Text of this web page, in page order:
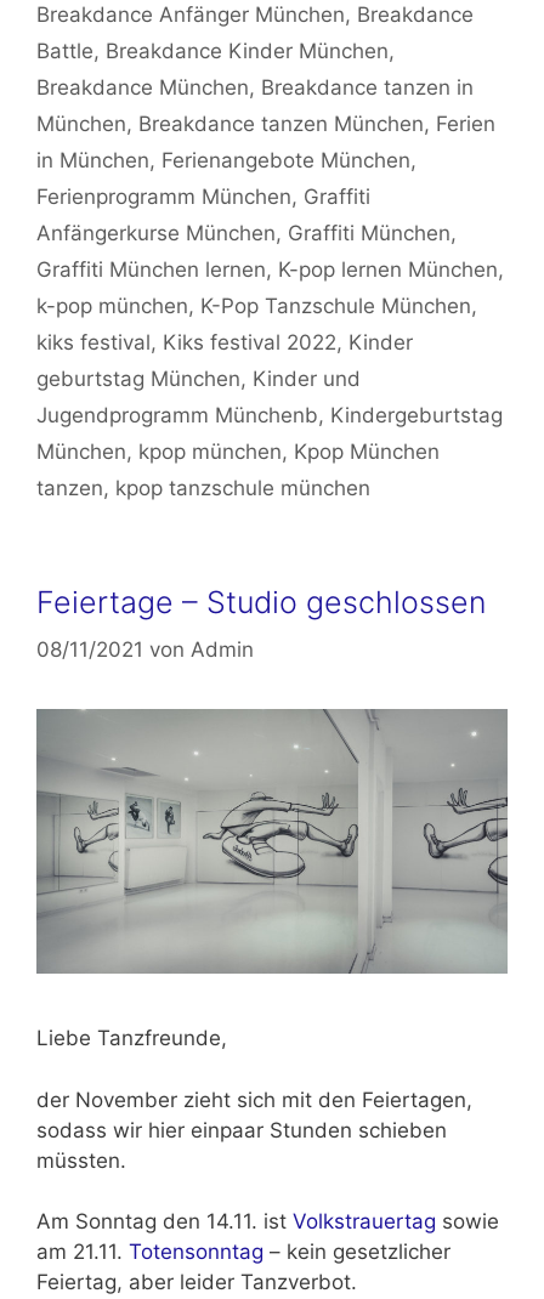
Breakdance Anfänger München, Breakdance
Battle, Breakdance Kinder München,
Breakdance München, Breakdance tanzen in
München, Breakdance tanzen München, Ferien
in München, Ferienangebote München,
Ferienprogramm München, Graffiti
Anfängerkurse München, Graffiti München,
Graffiti München lernen, K-pop lernen München,
k-pop münchen, K-Pop Tanzschule München,
kiks festival, Kiks festival 2022, Kinder
geburtstag München, Kinder und
Jugendprogramm Münchenb, Kindergeburtstag
München, kpop münchen, Kpop München
tanzen, kpop tanzschule münchen
Feiertage – Studio geschlossen
08/11/2021 von Admin
Liebe Tanzfreunde,
der November zieht sich mit den Feiertagen,
sodass wir hier einpaar Stunden schieben
müssten.
Am Sonntag den 14.11. ist Volkstrauertag sowie
am 21.11. Totensonntag – kein gesetzlicher
Feiertag, aber leider Tanzverbot.